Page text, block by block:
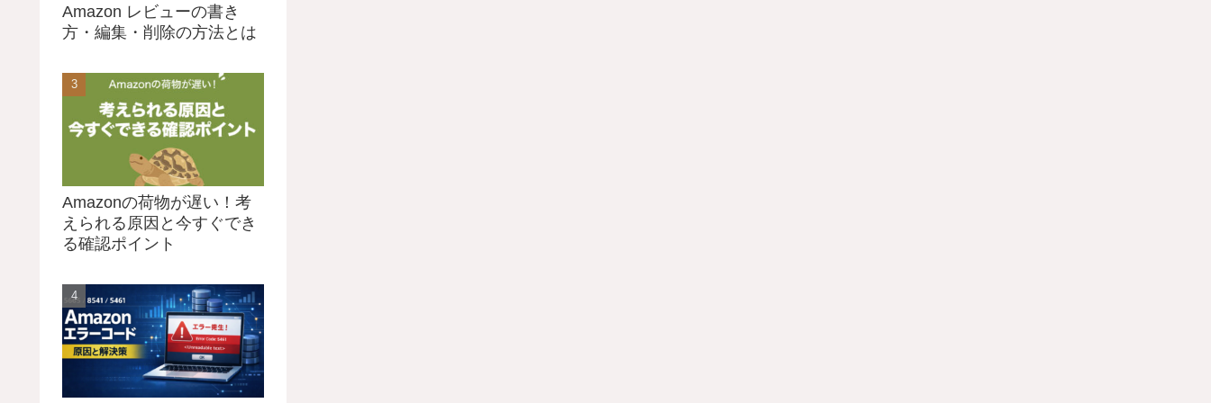
Amazon レビューの書き
方・編集・削除の方法とは
Amazonの荷物が遅い！考
えられる原因と今すぐでき
る確認ポイント